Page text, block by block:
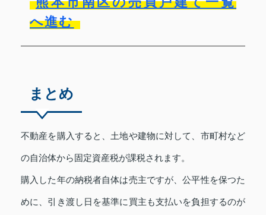
へ進む
まとめ
不動産を購入すると、土地や建物に対して、市町村など
の自治体から固定資産税が課税されます。
購入した年の納税者自体は売主ですが、公平性を保つた
めに、引き渡し日を基準に買主も支払いを負担するのが